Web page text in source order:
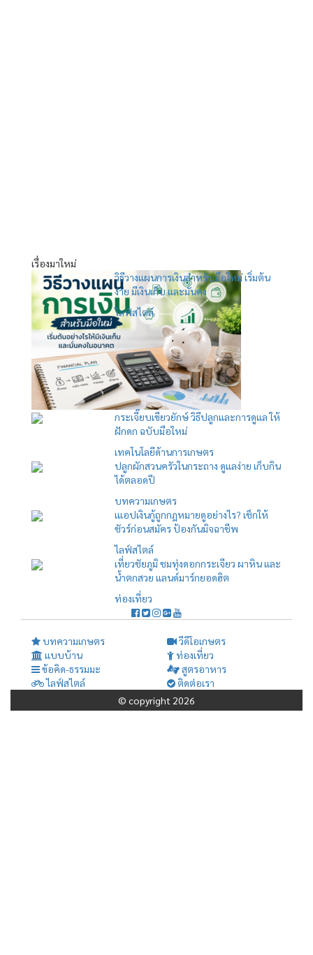
เรื่องมาใหม่
วิธีวางแผนการเงินสำหรับมือใหม่ เริ่มต้น
ง่าย มีเงินเก็บ และมั่นคง
ไลฟ์สไตล์
กระเจี๊ยบเขียวยักษ์ วิธีปลูกและการดูแล ให้
ฝักดก ฉบับมือใหม่
เทคโนโลยีด้านการเกษตร
ปลูกผักสวนครัวในกระถาง ดูแลง่าย เก็บกิน
ได้ตลอดปี
บทความเกษตร
เแอปเงินกู้ถูกกฎหมายดูอย่างไร? เช็กให้
ชัวร์ก่อนสมัคร ป้องกันมิจฉาชีพ
ไลฟ์สไตล์
เที่ยวชัยภูมิ ชมทุ่งดอกกระเจียว ผาหิน และ
น้ำตกสวย แลนด์มาร์กยอดฮิต
ท่องเที่ยว
บทความเกษตร
วีดีโอเกษตร
แบบบ้าน
ท่องเที่ยว
ข้อคิด-ธรรมมะ
สูตรอาหาร
ไลฟ์สไตล์
ติดต่อเรา
© copyright 2026